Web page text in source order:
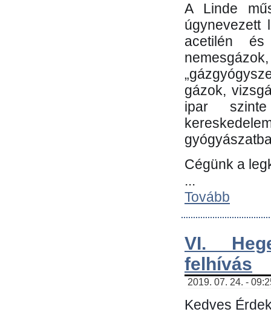
A Linde
úgynevezett
acetilén és
gázok,
ipar
Cégünk a
...
Tovább
VI.
felhívás
2019. 07. 24. -
Kedves